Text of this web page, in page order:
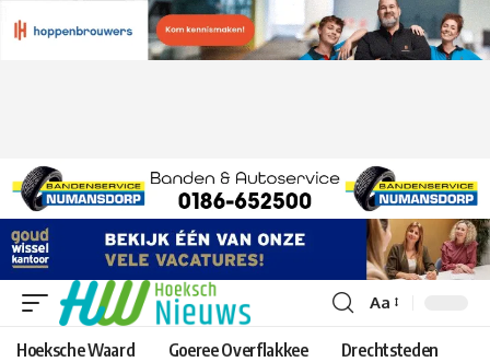
Lettergrootte
aanpassen
Aa
Hoeksche Waard Goeree Overflakkee Drechtsteden